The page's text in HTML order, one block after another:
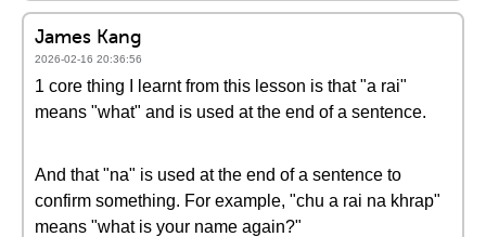
James Kang
2026-02-16 20:36:56
1 core thing I learnt from this lesson is that "a rai"
means "what" and is used at the end of a sentence.
And that "na" is used at the end of a sentence to
confirm something. For example, "chu a rai na khrap"
means "what is your name again?"